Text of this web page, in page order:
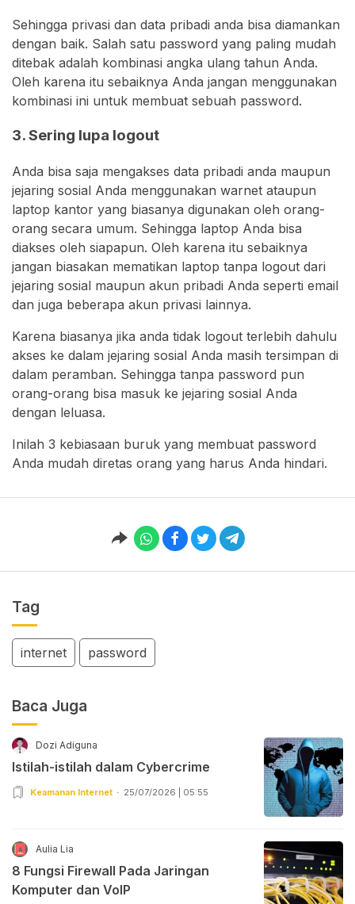
Sehingga privasi dan data pribadi anda bisa diamankan
dengan baik. Salah satu password yang paling mudah
ditebak adalah kombinasi angka ulang tahun Anda.
Oleh karena itu sebaiknya Anda jangan menggunakan
kombinasi ini untuk membuat sebuah password.
3. Sering lupa logout
Anda bisa saja mengakses data pribadi anda maupun
jejaring sosial Anda menggunakan warnet ataupun
laptop kantor yang biasanya digunakan oleh orang-
orang secara umum. Sehingga laptop Anda bisa
diakses oleh siapapun. Oleh karena itu sebaiknya
jangan biasakan mematikan laptop tanpa logout dari
jejaring sosial maupun akun pribadi Anda seperti email
dan juga beberapa akun privasi lainnya.
Karena biasanya jika anda tidak logout terlebih dahulu
akses ke dalam jejaring sosial Anda masih tersimpan di
dalam peramban. Sehingga tanpa password pun
orang-orang bisa masuk ke jejaring sosial Anda
dengan leluasa.
Inilah 3 kebiasaan buruk yang membuat password
Anda mudah diretas orang yang harus Anda hindari.
Tag
internet password
Baca Juga
Dozi Adiguna
Istilah-istilah dalam Cybercrime
Keamanan Internet 25/07/2026 | 05:55
Aulia Lia
8 Fungsi Firewall Pada Jaringan
Komputer dan VoIP